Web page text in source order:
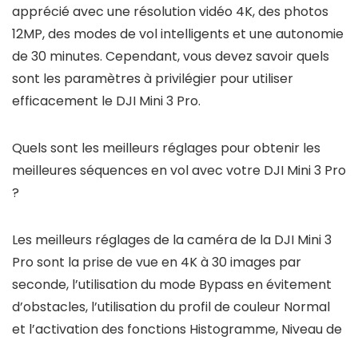
apprécié avec une résolution vidéo 4K, des photos
12MP, des modes de vol intelligents et une autonomie
de 30 minutes. Cependant, vous devez savoir quels
sont les paramètres à privilégier pour utiliser
efficacement le DJI Mini 3 Pro.
Quels sont les meilleurs réglages pour obtenir les
meilleures séquences en vol avec votre DJI Mini 3 Pro
?
Les meilleurs réglages de la caméra de la DJI Mini 3
Pro sont la prise de vue en 4K à 30 images par
seconde, l’utilisation du mode Bypass en évitement
d’obstacles, l’utilisation du profil de couleur Normal
et l’activation des fonctions Histogramme, Niveau de